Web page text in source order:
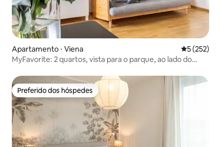
Apartamento ⋅ Viena 5 de uma
5 (252)
MyFavorite: 2 quartos, vista para o parque, ao lado do
Preferido dos hóspedes
Preferido dos hóspedes